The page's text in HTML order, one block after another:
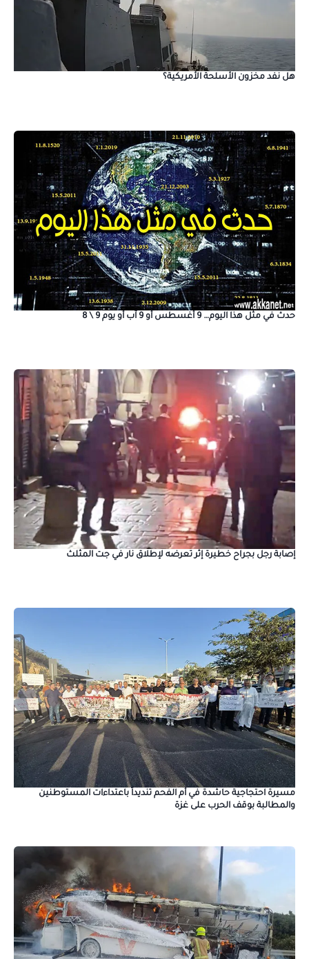
هل نفد مخزون الأسلحة الأمريكية؟
حدث في مثل هذا اليوم… 9 أغسطس أو 9 آب أو يوم 9 \ 8
إصابة رجل بجراح خطيرة إثر تعرضه لإطلاق نار في جت المثلث
مسيرة احتجاجية حاشدة في أم الفحم تنديداً باعتداءات المستوطنين
والمطالبة بوقف الحرب على غزة